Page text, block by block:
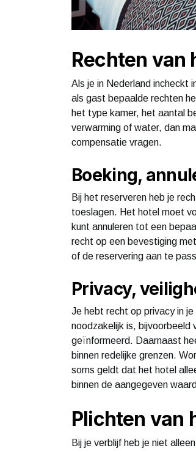
Rechten van
Als je in Nederland incheckt
als gast bepaalde rechten
het type kamer, het aantal
verwarming of water, dan
compensatie vragen.
Boeking,
Bij het reserveren heb je
toeslagen. Het hotel moet
kunt annuleren tot een
recht op een bevestiging
of de reservering aan te
Privacy,
Je hebt recht op privacy in
noodzakelijk is, bijvoorbeeld
geïnformeerd. Daarnaast
binnen redelijke grenzen.
soms geldt dat het hotel
binnen de aangegeven
Plichten van
Bij je verblijf heb je niet